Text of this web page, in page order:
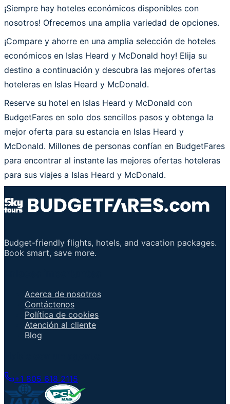
¡Siempre hay hoteles económicos disponibles con
nosotros! Ofrecemos una amplia variedad de opciones.
¡Compare y ahorre en una amplia selección de hoteles
económicos en Islas Heard y McDonald hoy! Elija su
destino a continuación y descubra las mejores ofertas
hoteleras en Islas Heard y McDonald.
Reserve su hotel en Islas Heard y McDonald con
BudgetFares en solo dos sencillos pasos y obtenga la
mejor oferta para su estancia en Islas Heard y
McDonald. Millones de personas confían en BudgetFares
para encontrar al instante las mejores ofertas hoteleras
para sus viajes a Islas Heard y McDonald.
Budget-friendly flights, hotels, and vacation packages.
Book smart, save more.
Acerca de nosotros
Contáctenos
Política de cookies
Atención al cliente
Blog
+1 805 618 2115